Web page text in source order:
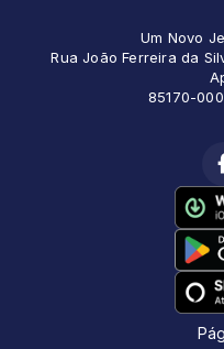
Um Novo
Rua João Ferreira da
85170-